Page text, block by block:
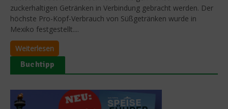
zuckerhaltigen Getränken in Verbindung gebracht werden. Der
höchste Pro-Kopf-Verbrauch von Süßgetränken wurde in
Mexiko festgestellt....
Weiterlesen
Buchtipp